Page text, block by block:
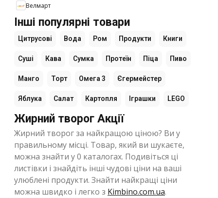
Велмарт
Інші популярні товари
Цитрусові Вода Ром Продукти Книги
Суші Кава Сумка Протеїн Піца Пиво
Манго Торт Омега 3 Єгермейстер
Яблука Салат Картопля Іграшки LEGO
Жирний творог Акції
Жирний творог за найкращою ціною? Ви у
правильному місці. Товар, який ви шукаєте,
можна знайти у 0 каталогах. Подивіться ці
листівки і знайдіть інші чудові ціни на ваші
улюблені продукти. Знайти найкращі ціни
можна швидко і легко з Kimbino.com.ua.